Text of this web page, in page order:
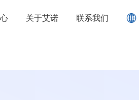
关于艾诺 联系我们